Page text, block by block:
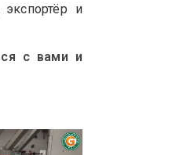
и
с вами и